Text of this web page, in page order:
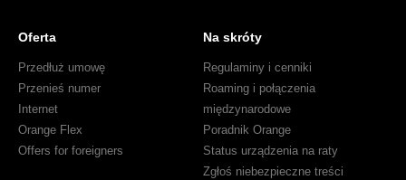
Oferta
Przedłuż umowę
Przenieś numer
Internet
Orange Flex
Offers for foreigners
Na skróty
Regulaminy i cenniki
Roaming i połączenia
międzynarodowe
Poradnik Orange
Status urządzenia na raty
Zgłoś niebezpieczne treści